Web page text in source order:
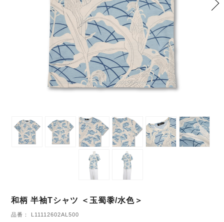
和柄 半袖Tシャツ ＜玉蜀黍/水色＞
品番： L11112602AL500